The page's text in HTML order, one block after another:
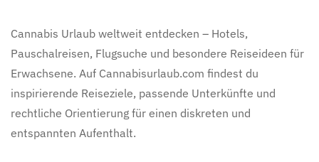
Cannabis Urlaub weltweit entdecken – Hotels,
Pauschalreisen, Flugsuche und besondere Reiseideen für
Erwachsene. Auf Cannabisurlaub.com findest du
inspirierende Reiseziele, passende Unterkünfte und
rechtliche Orientierung für einen diskreten und
entspannten Aufenthalt.